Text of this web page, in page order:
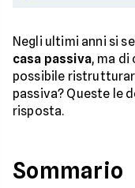
Negli ultimi anni si
casa passiva, ma di
possibile
passiva? Queste le
risposta.
Sommario